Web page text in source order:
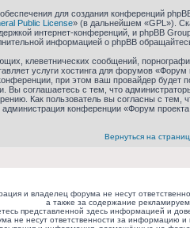
для создания конференций
Public License» (в дальнейшем «GPL»).
интернет-конференций, и phpBB
информацией о phpBB
клеветнических сообщений,
услуги хостинга для форумов
при этом ваш провайдер
Вы соглашаетесь с тем, что
Как пользователь вы согласны с
конференции «Форум
Вернуться на
и владелец форума не несут
а также за содержание
представленной здесь информацией и
не несут ответственности за информацию